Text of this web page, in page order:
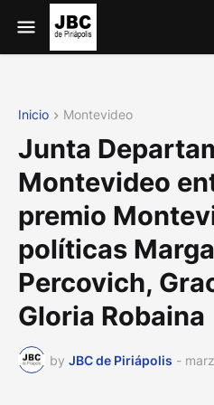
Inicio Montevideo
Junta
Montevideo
premio
políticas
Percovich,
Gloria Robaina
by JBC de Piriápolis -